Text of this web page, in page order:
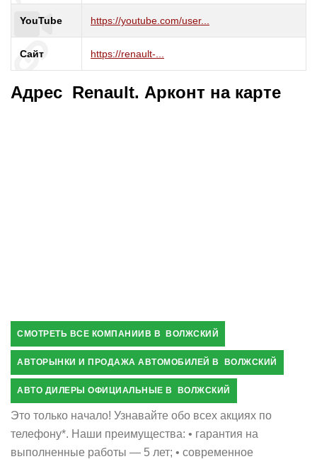
YouTube https://youtube.com/user...
Сайт https://renault-...
Адрес Renault. Арконт на карте
СМОТРЕТЬ ВСЕ КОМПАНИИВ В ВОЛЖСКИЙ
АВТОРЫНКИ И ПРОДАЖА АВТОМОБИЛЕЙ В ВОЛЖСКИЙ
АВТО ДИЛЕРЫ ОФИЦИАЛЬНЫЕ В ВОЛЖСКИЙ
Это только начало! Узнавайте обо всех акциях по
телефону*. Наши преимущества: • гарантия на
выполненные работы — 5 лет; • современное